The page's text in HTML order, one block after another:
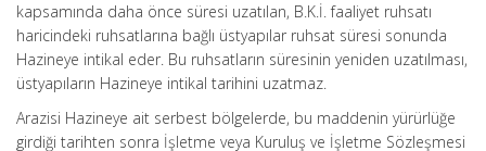
kapsamında daha önce süresi uzatılan, B.K.İ. faaliyet ruhsatı
haricindeki ruhsatlarına bağlı üstyapılar ruhsat süresi sonunda
Hazineye intikal eder. Bu ruhsatların süresinin yeniden uzatılması,
üstyapıların Hazineye intikal tarihini uzatmaz.
Arazisi Hazineye ait serbest bölgelerde, bu maddenin yürürlüğe
girdiği tarihten sonra İşletme veya Kuruluş ve İşletme Sözleşmesi